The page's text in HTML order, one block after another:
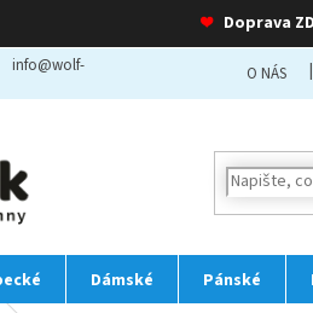
❤ Doprava
info@wolf-
O NÁS
Dámské Pánské